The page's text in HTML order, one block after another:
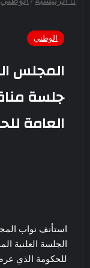
الوطني
المجلس
جلسة
العامة
استأنف نواب
الجلسة العلنية
للحكومة الذي عرضه,